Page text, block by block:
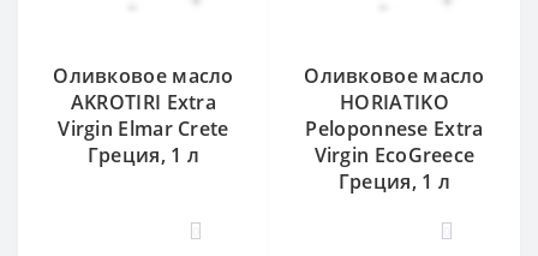
Оливковое масло
AKROTIRI Extra
Virgin Elmar Crete
Греция, 1 л
Оливковое масло
HORIATIKO
Peloponnese Extra
Virgin EcoGreece
Греция, 1 л